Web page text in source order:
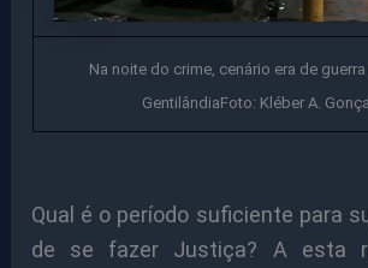
Na noite do crime, cenário era de guerra
GentilândiaFoto: Kléber A.
Qual é o período suficiente para
de se fazer Justiça? A esta